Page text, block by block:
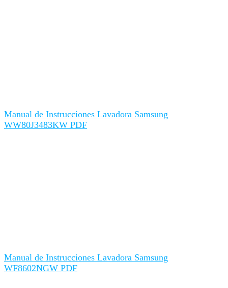
Manual de Instrucciones Lavadora Samsung
WW80J3483KW PDF
Manual de Instrucciones Lavadora Samsung
WF8602NGW PDF